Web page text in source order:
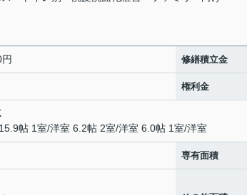
修繕積立金
権利金
帖 1室/洋室 6.2帖 2室/洋室 6.0帖 1室/洋室
専有面積